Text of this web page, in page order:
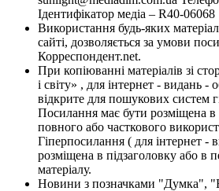
Ідентифікатор медіа – R40-06068
Використання будь-яких
сайті, дозволяється за умови
Корреспондент.net.
При копіюванні матеріалів зі
і світу» , для інтернет - видань -
відкрите для пошукових систем
Посилання має бути розміщена в
повного або часткового
Гіперпосилання ( для інтернет -
розміщена в підзаголовку або в
матеріалу.
Новини з позначками "Думка",